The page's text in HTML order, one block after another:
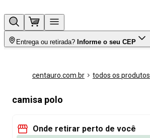
Entrega ou retirada? Informe o seu CEP
centauro.com.br todos os produtos
camisa polo
Onde retirar perto de você